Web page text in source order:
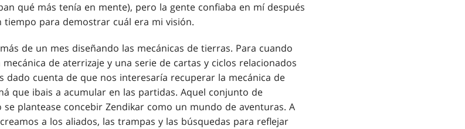
qué más tenía en mente), pero la gente confiaba en mí después
para demostrar cuál era mi visión.
de un mes diseñando las mecánicas de tierras. Para cuando
de aterrizaje y una serie de cartas y ciclos relacionados
dado cuenta de que nos interesaría recuperar la mecánica de
que ibais a acumular en las partidas. Aquel conjunto de
plantease concebir Zendikar como un mundo de aventuras. A
a los aliados, las trampas y las búsquedas para reflejar